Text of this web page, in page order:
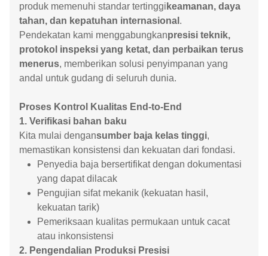
produk memenuhi standar tertinggi keamanan, daya
tahan, dan kepatuhan internasional .
Pendekatan kami menggabungkanpresisi teknik,
protokol inspeksi yang ketat, dan perbaikan terus
menerus, memberikan solusi penyimpanan yang
andal untuk gudang di seluruh dunia.
Proses Kontrol Kualitas End-to-End
1. Verifikasi bahan baku
Kita mulai dengansumber baja kelas tinggi,
memastikan konsistensi dan kekuatan dari fondasi.
Penyedia baja bersertifikat dengan dokumentasi
yang dapat dilacak
Pengujian sifat mekanik (kekuatan hasil,
kekuatan tarik)
Pemeriksaan kualitas permukaan untuk cacat
atau inkonsistensi
2. Pengendalian Produksi Presisi